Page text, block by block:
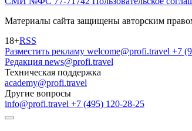
Материалы сайта защищены авторским
18+RSS
Разместить рекламу welcome@profi.travel +7
Редакция news@profi.travel
Техническая поддержка
academy@profi.travel
Другие вопросы
info@profi.travel +7 (495) 120-28-25